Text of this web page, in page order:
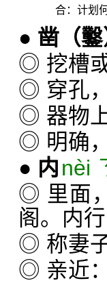
合：计划
● 凿 （鑿
◎ 挖槽
◎ 穿孔
◎ 器物
◎ 明确
● 内nèi
◎ 里面
阁。内
◎ 称妻
◎ 亲近